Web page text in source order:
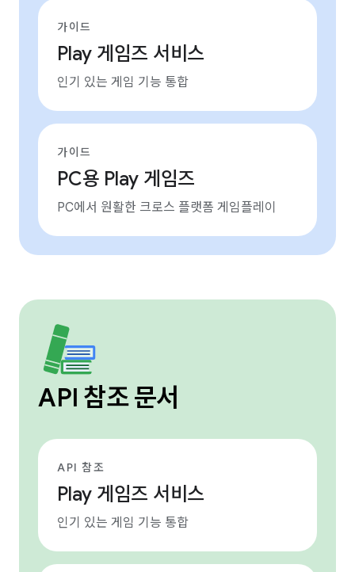
가이드
Play 게임즈 서비스
인기 있는 게임 기능 통합
가이드
PC용 Play 게임즈
PC에서 원활한 크로스 플랫폼 게임플레이
API 참조 문서
API 참조
Play 게임즈 서비스
인기 있는 게임 기능 통합